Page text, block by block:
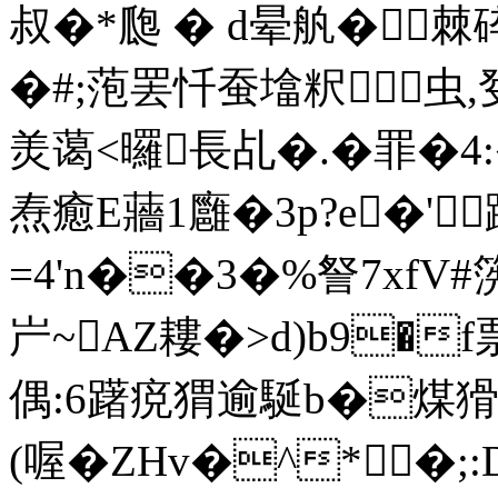
叔�*瓟 � d晕舧�棘
�#;萢罢忏蚕墖粎虫,
羙蔼<曪長乩�.�罪
焘癒E蘠1廱�3p?e�'
=4'n��3�%詧
屵~AZ耬�>d)b9�f
偶:6躇痥猬逾駳b�煤猾
(喔�ZHv�^*�;:D